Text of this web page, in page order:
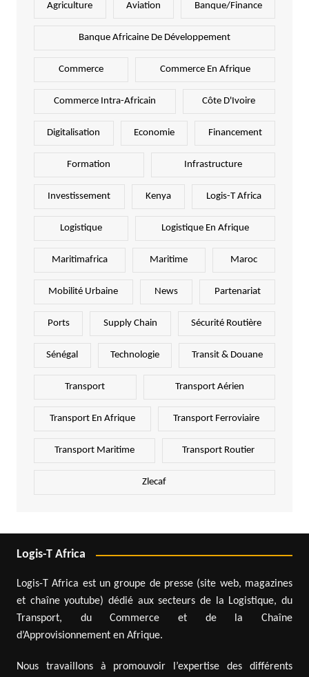
Agriculture Aviation Banque/Finance
Banque Africaine De Développement
Commerce Commerce En Afrique
Commerce Intra-Africain Côte D'Ivoire
Digitalisation Economie Financement
Formation Infrastructure
Investissement Kenya Logis-T Africa
Logistique Logistique En Afrique
Maritimafrica Maritime Maroc
Mobilité Urbaine News Partenariat
Ports Supply Chain Sécurité Routière
Sénégal Technologie Transit & Douane
Transport Transport Aérien
Transport En Afrique Transport Ferroviaire
Transport Maritime Transport Routier
Zlecaf
Logis-T Africa
Logis-T Africa est un groupe de presse (site web, magazines
et chaîne youtube) dédié aux secteurs de la Logistique, du
Transport, du Commerce et de la Chaîne
d’Approvisionnement en Afrique.
Nous travaillons à promouvoir l’expertise des différents